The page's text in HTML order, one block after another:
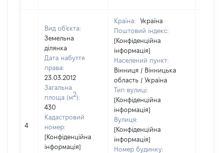
4
Вид об'єкта:
Земельна
ділянка
Дата набуття
права:
23.03.2012
Загальна
площа (м2):
430
Кадастровий
номер:
[Конфіденційна
інформація]
Країна:
Україна
Поштовий індекс:
[Конфіденційна
інформація]
Населений пункт:
Вінниця / Вінницька
область / Україна
Тип вулиці:
[Конфіденційна
інформація]
Вулиця:
[Конфіденційна
інформація]
Номер будинку: